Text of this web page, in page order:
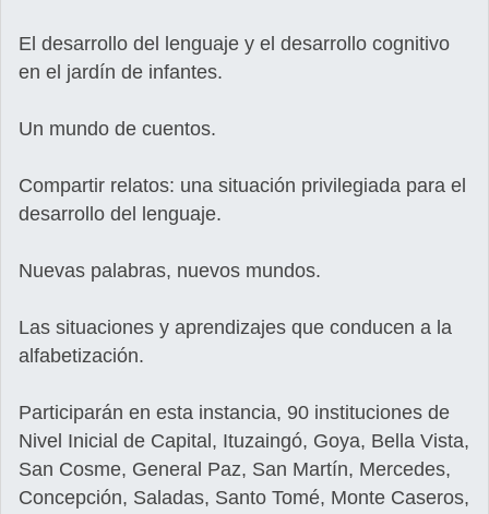
El desarrollo del lenguaje y el desarrollo cognitivo
en el jardín de infantes.
Un mundo de cuentos.
Compartir relatos: una situación privilegiada para el
desarrollo del lenguaje.
Nuevas palabras, nuevos mundos.
Las situaciones y aprendizajes que conducen a la
alfabetización.
Participarán en esta instancia, 90 instituciones de
Nivel Inicial de Capital, Ituzaingó, Goya, Bella Vista,
San Cosme, General Paz, San Martín, Mercedes,
Concepción, Saladas, Santo Tomé, Monte Caseros,